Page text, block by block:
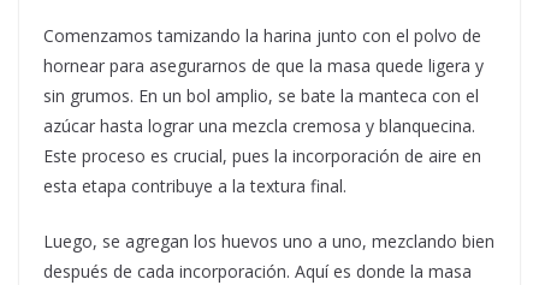
Comenzamos tamizando la harina junto con el polvo de
hornear para asegurarnos de que la masa quede ligera y
sin grumos. En un bol amplio, se bate la manteca con el
azúcar hasta lograr una mezcla cremosa y blanquecina.
Este proceso es crucial, pues la incorporación de aire en
esta etapa contribuye a la textura final.
Luego, se agregan los huevos uno a uno, mezclando bien
después de cada incorporación. Aquí es donde la masa